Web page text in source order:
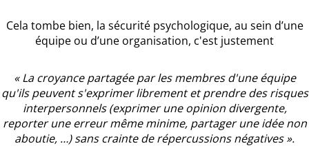
Cela tombe bien, la sécurité psychologique, au sein d’une
équipe ou d’une organisation, c'est justement
« La croyance partagée par les membres d'une équipe
qu'ils peuvent s'exprimer librement et prendre des risques
interpersonnels (exprimer une opinion divergente,
reporter une erreur même minime, partager une idée non
aboutie, …) sans crainte de répercussions négatives ».